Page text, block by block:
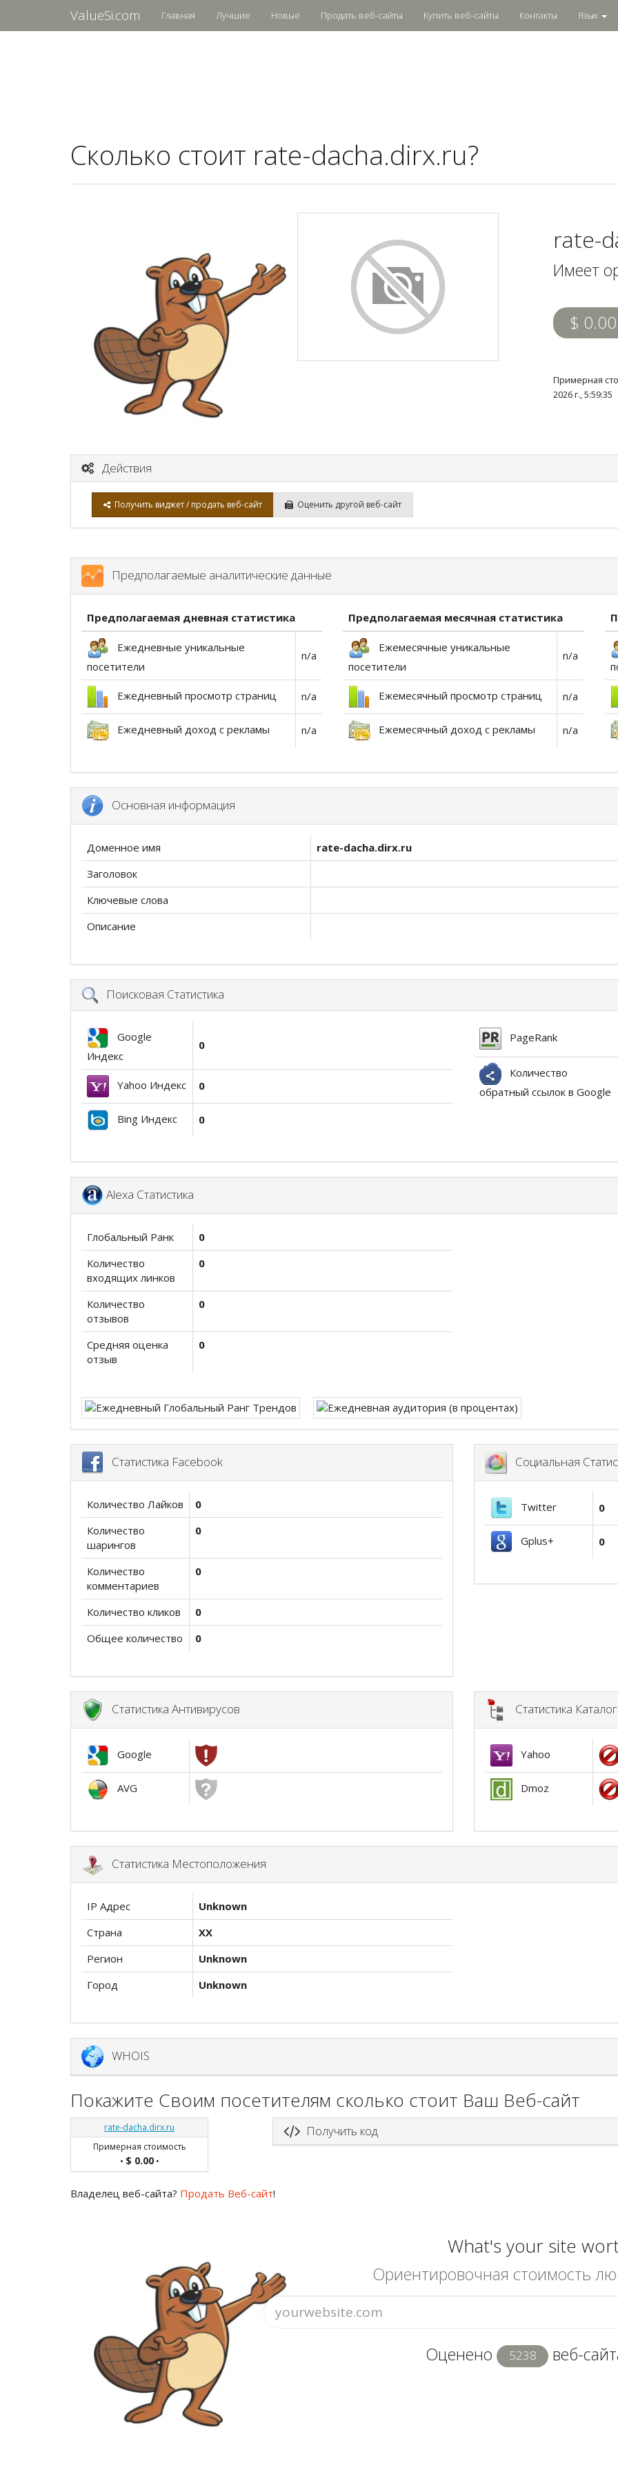
ValueSi.com Главная Лучшие Новые Продать веб-сайты Купить веб-сайты Контакты Язык
Сколько стоит rate-dacha.dirx.ru?
rate-
Имеет
$ 0.00
Примерная
2026 г.,
Действия
Получить виджет / продать веб-сайт Оценить другой веб-сайт
Предполагаемые аналитические данные
Предполагаемая дневная статистика
Ежедневные уникальные
посетители
n/a
Ежедневный просмотр страниц n/a
Ежедневный доход с рекламы n/a
Предполагаемая месячная статистика
Ежемесячные уникальные
посетители
n/a
Ежемесячный просмотр страниц n/a
Ежемесячный доход с рекламы n/a
Основная информация
Доменное имя
rate-dacha.dirx.ru
Заголовок
Ключевые слова
Описание
Поисковая Статистика
Google
Индекс
0
Yahoo Индекс 0
Bing Индекс 0
PageRank
Количество
обратный ссылок в Google
Alexa Статистика
Глобальный Ранк
0
Количество
входящих линков
0
Количество
отзывов
0
Средняя оценка
отзыв
0
Статистика Facebook
Количество Лайков
0
Количество
шарингов
0
Количество
комментариев
0
Количество кликов
0
Общее количество
0
Социальная
Twitter 0
Gplus+ 0
Статистика Антивирусов
Google
AVG
Статистика
Yahoo
Dmoz
Статистика Местоположения
IP Адрес
Unknown
Страна
XX
Регион
Unknown
Город
Unknown
WHOIS
Покажите Своим посетителям сколько стоит Ваш Веб-сайт
rate-dacha.dirx.ru
Примерная стоимость
• $ 0.00•
Получить код
Владелец веб-сайта? Продать Веб-сайт!
What's your site
Ориентировочная стоимость
Оценено 5238 веб-